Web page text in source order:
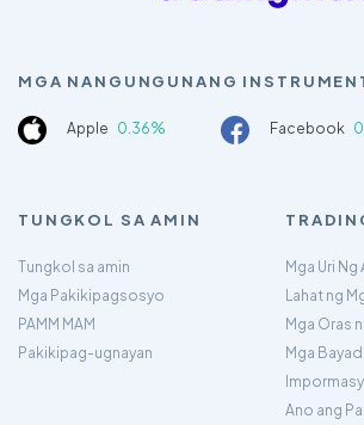
MGA NANGUNGUNANG
Apple 0.36% Facebook
TUNGKOL SA AMIN
Tungkol sa amin
Mga Pakikipagsosyo
PAMM MAM
Pakikipag-ugnayan
Mga Uri
Lahat ng
Mga Oras
Mga
Ano ang